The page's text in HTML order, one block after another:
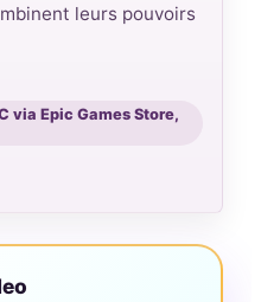
leurs pouvoirs
via Epic Games Store,